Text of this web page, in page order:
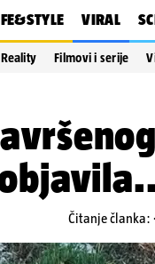
VIRAL
Reality Filmovi i serije
Čitanje članka: